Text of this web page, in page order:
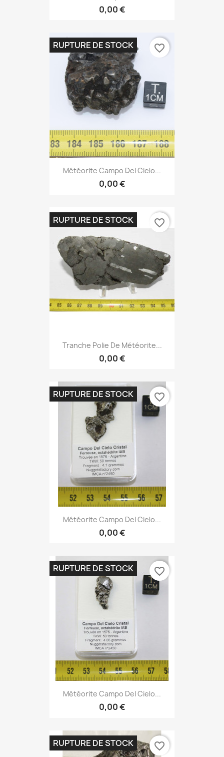
0,00 €
Météorite Campo Del Cielo...
0,00 €
RUPTURE DE STOCK favorite_border
Tranche Polie De Météorite...
0,00 €
RUPTURE DE STOCK favorite_border
Météorite Campo Del Cielo...
0,00 €
RUPTURE DE STOCK favorite_border
Météorite Campo Del Cielo...
0,00 €
RUPTURE DE STOCK favorite_border
RUPTURE DE STOCK favorite_border